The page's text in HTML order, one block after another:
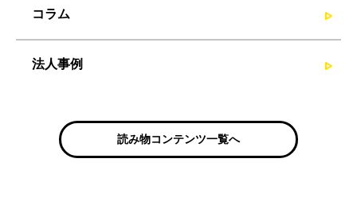
コラム
法人事例
読み物コンテンツ一覧へ